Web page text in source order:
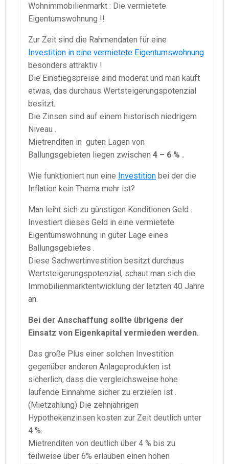
Wohnimmobilienmarkt : Die vermietete
Eigentumswohnung !!
Zur Zeit sind die Rahmendaten für eine
Investition in eine vermietete Eigentumswohnung
besonders attraktiv !
Die Einstiegspreise sind moderat und man kauft
etwas, das durchaus Wertsteigerungspotenzial
besitzt.
Die Zinsen sind auf einem historisch niedrigem
Niveau .
Mietrenditen in guten Lagen von
Ballungsgebieten liegen zwischen 4 – 6 % .
Wie funktioniert nun eine Investition bei der die
Inflation kein Thema mehr ist?
Man leiht sich zu günstigen Konditionen Geld .
Investiert dieses Geld in eine vermietete
Eigentumswohnung in guter Lage eines
Ballungsgebietes .
Diese Sachwertinvestition besitzt durchaus
Wertsteigerungspotenzial, schaut man sich die
Immobilienmarktentwicklung der letzten 40 Jahre
an.
Bei der Anschaffung sollte übrigens der
Einsatz von Eigenkapital vermieden werden.
Das große Plus einer solchen Investition
gegenüber anderen Anlageprodukten ist
sicherlich, dass die vergleichsweise hohe
laufende Einnahme sicher zu erzielen ist .
(Mietzahlung) Die zehnjährigen
Hypothekenzinsen kosten zur Zeit deutlich unter
4 %.
Mietrenditen von deutlich über 4 % bis zu
teilweise über 6% erlauben einen hohen